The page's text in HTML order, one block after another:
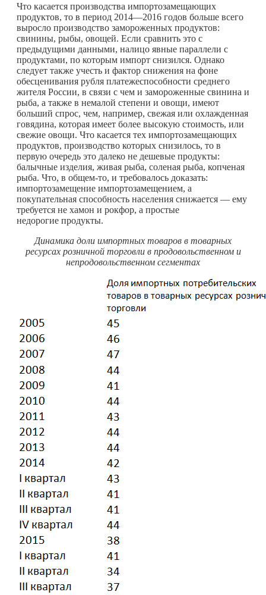
Что касается производства импортозамещающих
продуктов, то в период 2014—2016 годов больше всего
выросло производство замороженных продуктов:
свинины, рыбы, овощей. Если сравнить это с
предыдущими данными, налицо явные параллели с
продуктами, по которым импорт снизился. Однако
следует также учесть и фактор снижения на фоне
обесценивания рубля платежеспособности среднего
жителя России, в связи с чем и замороженные свинина и
рыба, а также в немалой степени и овощи, имеют
больший спрос, чем, например, свежая или охлажденная
говядина, которая имеет более высокую стоимость, или
свежие овощи. Что касается тех импортозамещающих
продуктов, производство которых снизилось, то в
первую очередь это далеко не дешевые продукты:
балычные изделия, живая рыба, соленая рыба, копченая
рыба. Что, в общем-то, и требовалось доказать:
импортозамещение импортозамещением, а
покупательная способность населения снижается — ему
требуется не хамон и рокфор, а простые
недорогие продукты.
Динамика доли импортных товаров в товарных
ресурсах розничной торговли в продовольственном и
непродовольственном сегментах